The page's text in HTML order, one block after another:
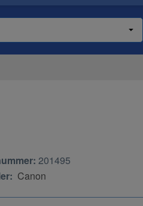
201495
Canon